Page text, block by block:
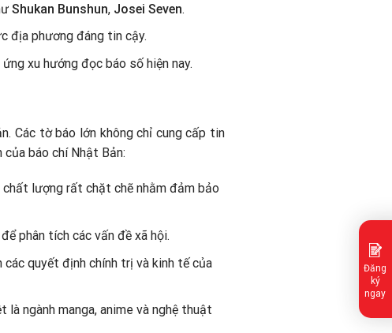
Shukan Bunshun, Josei Seven.
địa phương đáng tin cậy.
xu hướng đọc báo số hiện nay.
Các tờ báo lớn không chỉ cung cấp tin
báo chí Nhật Bản:
lượng rất chặt chẽ nhằm đảm bảo
phân tích các vấn đề xã hội.
quyết định chính trị và kinh tế của
là ngành manga, anime và nghệ thuật
Đăng
ký
ngay